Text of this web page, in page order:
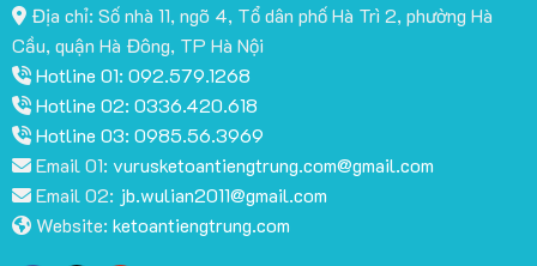
Địa chỉ: Số nhà 11, ngõ 4, Tổ dân phố Hà Trì 2, phường Hà
Cầu, quận Hà Đông, TP Hà Nội
Hotline 01: 092.579.1268
Hotline 02: 0336.420.618
Hotline 03: 0985.56.3969
Email 01: vurusketoantiengtrung.com@gmail.com
Email 02: jb.wulian2011@gmail.com
Website: ketoantiengtrung.com